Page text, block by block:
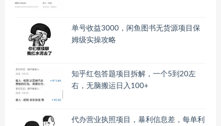
单号收益3000，闲鱼图书无货源项目保
姆级实操攻略
知乎红包答题项目拆解，一个5到20左
右，无脑搬运日入100+
代办营业执照项目，暴利信息差，每单利